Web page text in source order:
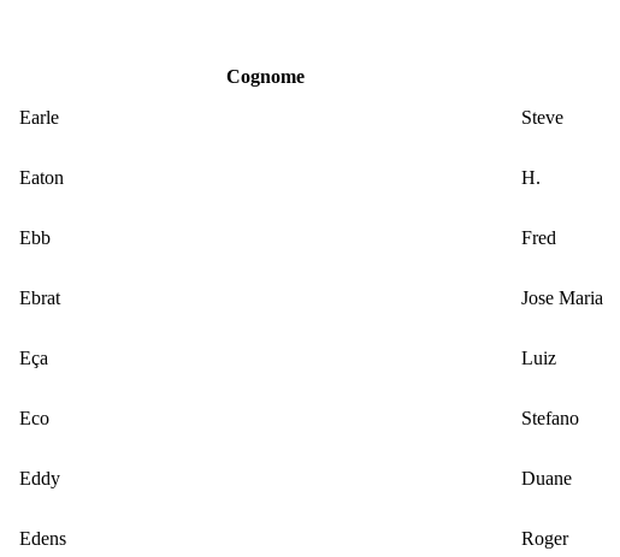
Cognome
Earle
Steve
Eaton H.
Ebb Fred
Ebrat Jose Maria
Eça Luiz
Eco Stefano
Eddy Duane
Edens Roger